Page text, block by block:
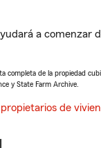
a comenzar
completa de la propiedad
y State Farm Archive.
de